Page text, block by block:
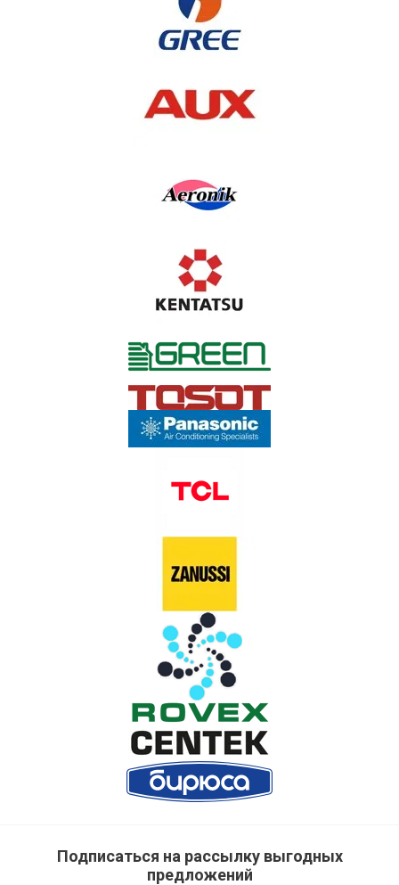
Подписаться на рассылку выгодных
предложений